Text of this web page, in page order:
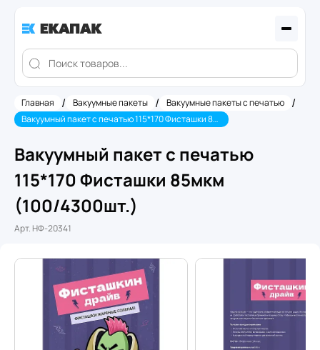
Главная / Вакуумные пакеты / Вакуумные пакеты с печатью /
Вакуумный пакет с печатью 115*170 Фисташки 85мкм (100/4300шт.)
Вакуумный пакет с печатью
115*170 Фисташки 85мкм
(100/4300шт.)
Арт. НФ-20341